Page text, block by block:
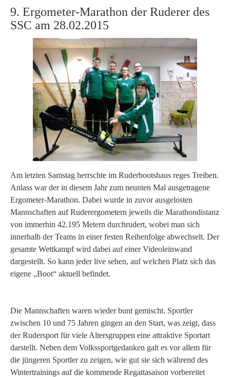
9. Ergometer-Marathon der Ruderer des
SSC am 28.02.2015
Am letzten Samstag herrschte im Ruderbootshaus reges Treiben.
Anlass war der in diesem Jahr zum neunten Mal ausgetragene
Ergometer-Marathon. Dabei wurde in zuvor ausgelosten
Mannschaften auf Ruderergometern jeweils die Marathondistanz
von immerhin 42.195 Metern durchrudert, wobei man sich
innerhalb der Teams in einer festen Reihenfolge abwechselt. Der
gesamte Wettkampf wird dabei auf einer Videoleinwand
dargestellt. So kann jeder live sehen, auf welchen Platz sich das
eigene „Boot“ aktuell befindet.
Die Mannschaften waren wieder bunt gemischt. Sportler
zwischen 10 und 75 Jahren gingen an den Start, was zeigt, dass
der Rudersport für viele Altersgruppen eine attraktive Sportart
darstellt. Neben dem Volkssportgedanken galt es vor allem für
die jüngeren Sportler zu zeigen, wie gut sie sich während des
Wintertrainings auf die kommende Regattasaison vorbereitet